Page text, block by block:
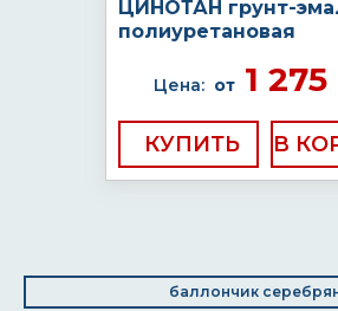
ЦИНОТАН грунт-
полиуретановая
Цена: от1 275
КУПИТЬ
баллончик